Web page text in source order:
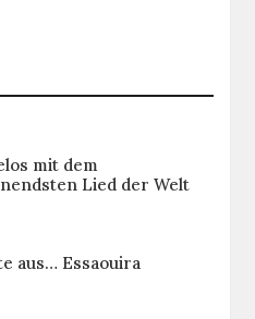
mit dem
Lied der Welt
aus… Essaouira